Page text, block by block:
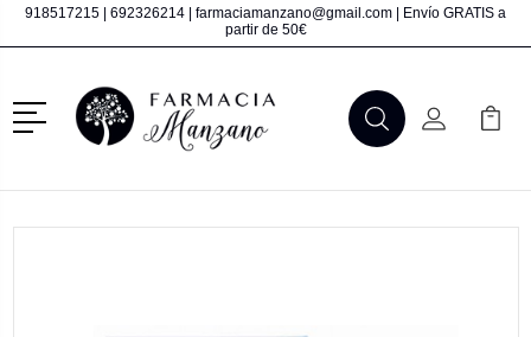
918517215 692326214 farmaciamanzano@gmail.com | Envío GRATIS a
partir de 50€
Menú
BuscarMi Cuenta
Mi